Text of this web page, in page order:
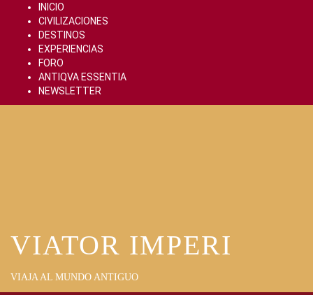
content
INICIO
CIVILIZACIONES
DESTINOS
EXPERIENCIAS
FORO
ANTIQVA ESSENTIA
NEWSLETTER
VIATOR IMPERI
VIAJA AL MUNDO ANTIGUO